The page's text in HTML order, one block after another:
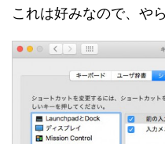
これは好みなので、や